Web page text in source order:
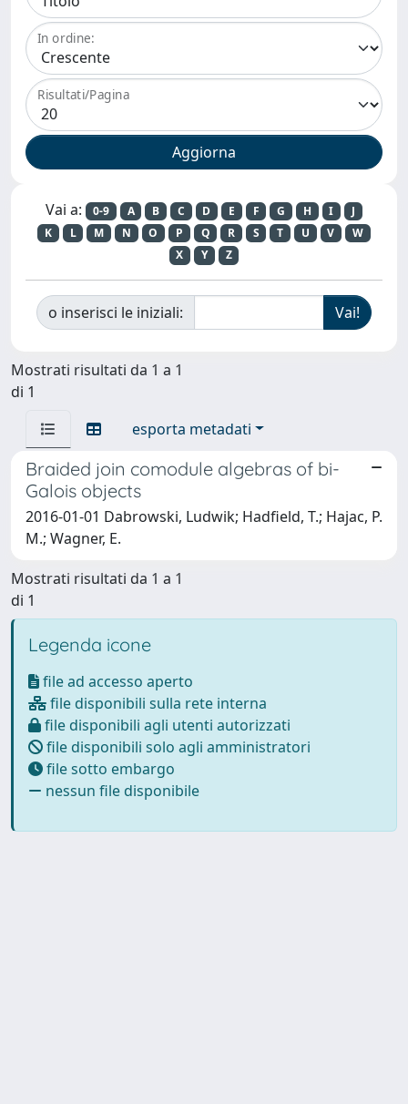
In ordine:
Risultati/Pagina
Vai a: 0-9 A B C D E F G H I
J
K
L M N O P Q R S T U V
W
X
Y Z
o inserisci le iniziali:
Mostrati risultati da 1 a 1
di 1
esporta metadati
Braided join comodule algebras of bi-
Galois objects
2016-01-01 Dabrowski, Ludwik; Hadfield, T.; Hajac, P.
M.; Wagner, E.
Mostrati risultati da 1 a 1
di 1
Legenda icone
file ad accesso aperto
file disponibili sulla rete interna
file disponibili agli utenti autorizzati
file disponibili solo agli amministratori
file sotto embargo
nessun file disponibile